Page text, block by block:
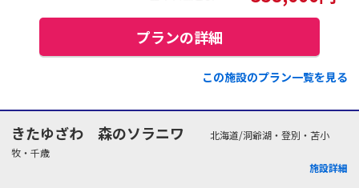
プランの詳細
この施設のプラン一覧を見る
きたゆざわ 森のソラニワ
北海道/洞爺湖・登別・苫小
牧・千歳
施設詳細